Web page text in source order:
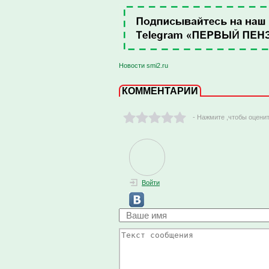
Новости smi2.ru
КОММЕНТАРИИ
- Нажмите ,чтобы
Войти